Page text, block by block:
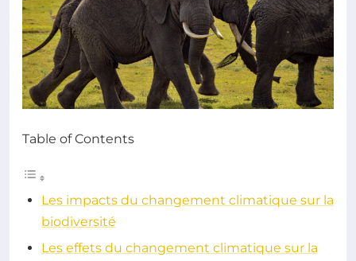
Table of Contents
Les impacts du changement climatique sur la
biodiversité
Les effets du changement climatique sur la